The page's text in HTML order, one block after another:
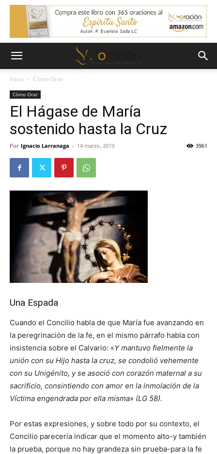
Inicio Cómo Orar
Cómo Orar
El Hágase de María
sostenido hasta la Cruz
Por Ignacio Larranaga - 14 marzo, 2019 3961
Una Espada
Cuando el Concilio habla de que María fue avanzando en
la peregrinación de la fe, en el mismo párrafo habla con
insistencia sobre el Calvario: «Y mantuvo fielmente la
unión con su Hijo hasta la cruz, se condolió vehemente
con su Unigénito, y se asoció con corazón maternal a su
sacrificio, consintiendo con amor en la inmolación de la
Víctima engendrada por ella misma» (LG 58).
Por estas expresiones, y sobre todo por su contexto, el
Concilio parecería indicar que el momento alto-y también
la prueba, porque no hay grandeza sin prueba-para la fe